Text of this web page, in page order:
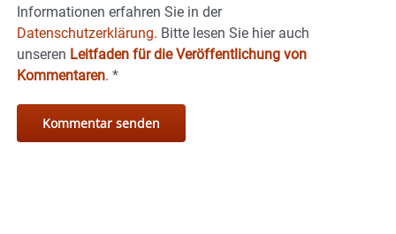
Informationen erfahren Sie in der
Datenschutzerklärung. Bitte lesen Sie hier auch
unseren Leitfaden für die Veröffentlichung von
Kommentaren. *